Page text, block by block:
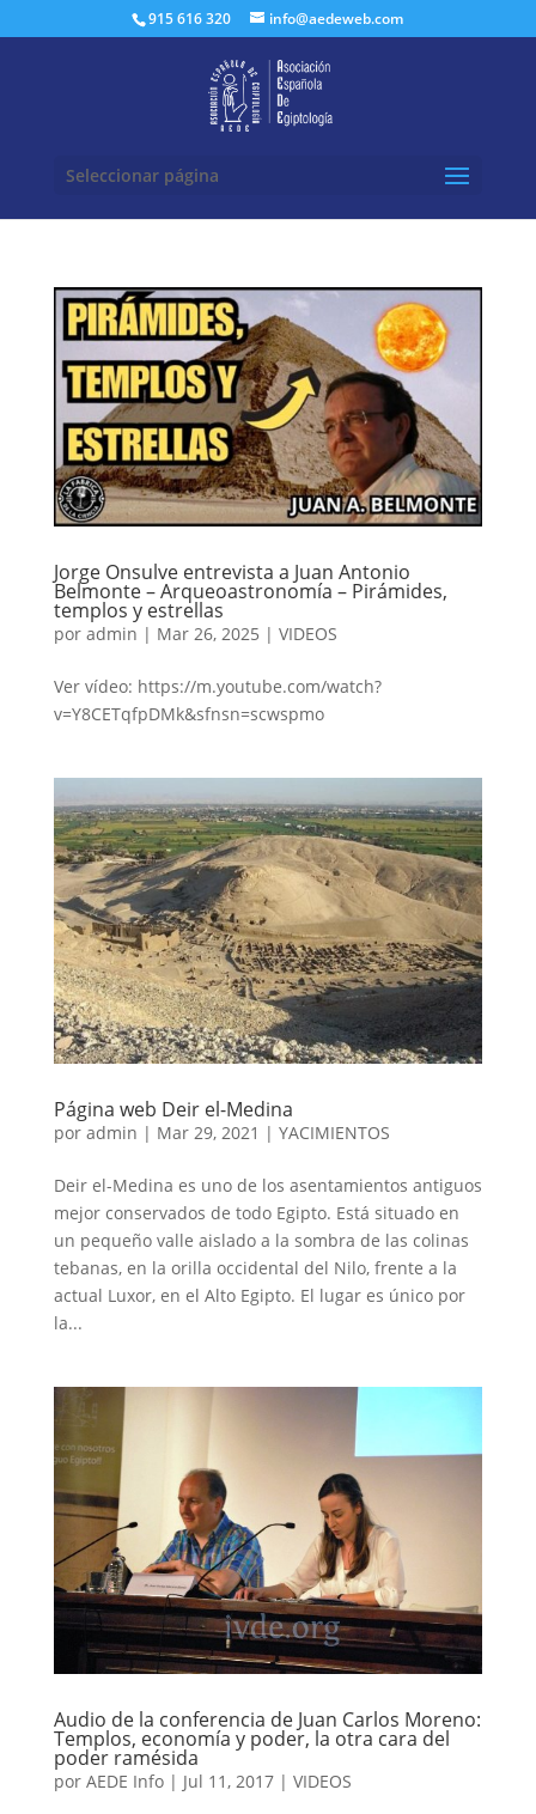
915 616 320 info@aedeweb.com
Seleccionar página
Jorge Onsulve entrevista a Juan Antonio
Belmonte – Arqueoastronomía – Pirámides,
templos y estrellas
por admin | Mar 26, 2025 | VIDEOS
Ver vídeo: https://m.youtube.com/watch?
v=Y8CETqfpDMk&sfnsn=scwspmo
Página web Deir el-Medina
por admin | Mar 29, 2021 | YACIMIENTOS
Deir el-Medina es uno de los asentamientos antiguos
mejor conservados de todo Egipto. Está situado en
un pequeño valle aislado a la sombra de las colinas
tebanas, en la orilla occidental del Nilo, frente a la
actual Luxor, en el Alto Egipto. El lugar es único por
la...
Audio de la conferencia de Juan Carlos Moreno:
Templos, economía y poder, la otra cara del
poder ramésida
por AEDE Info| Jul 11, 2017| VIDEOS